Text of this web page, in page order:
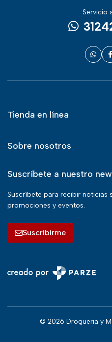
Servicio
Tienda en línea
Sobre nosotros
Suscríbete a nuestro
Suscríbete para recibir noticias
promociones y eventos.
Suscribirme
© 2026 Drogueria y